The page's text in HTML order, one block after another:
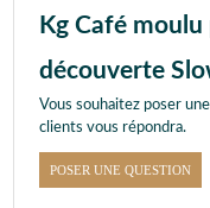
Kg Café
découverte
Vous souhaitez poser
clients vous répondra.
POSER UNE QUESTION